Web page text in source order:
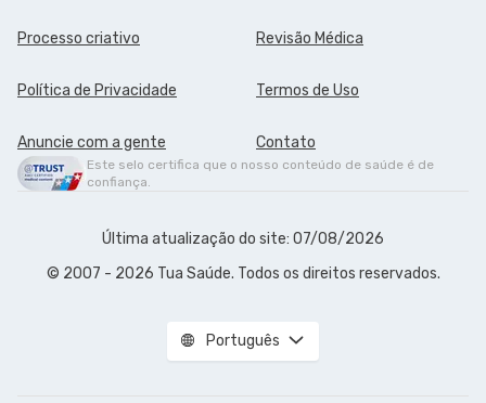
Processo criativo Revisão Médica
Política de Privacidade Termos de Uso
Anuncie com a gente Contato
Este selo certifica que o nosso conteúdo de saúde é de
confiança.
Última atualização do site: 07/08/2026
© 2007 - 2026 Tua Saúde. Todos os direitos reservados.
Português